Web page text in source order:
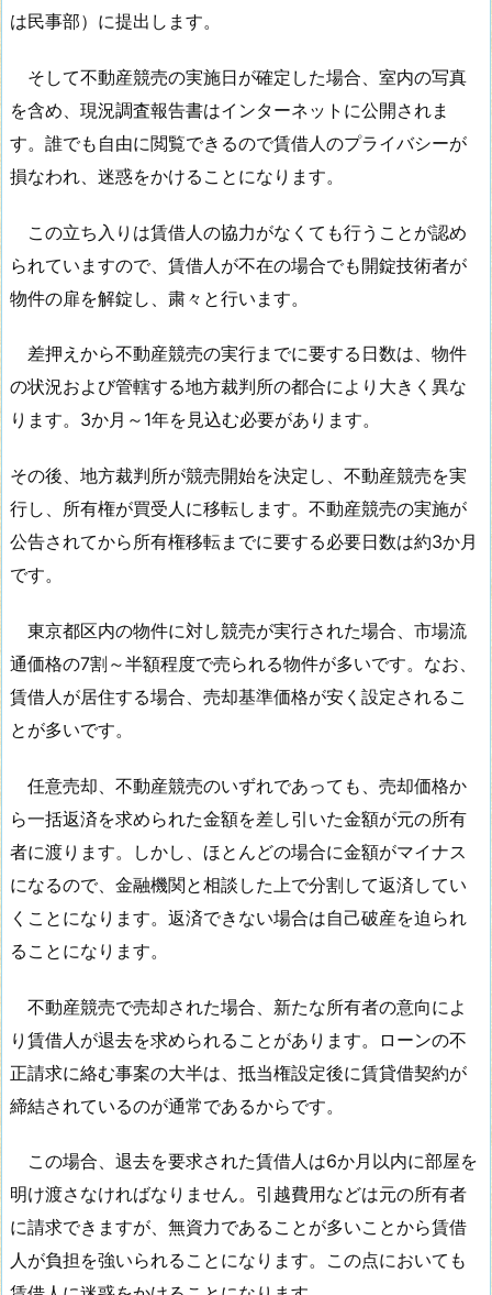
は民事部）に提出します。
そして不動産競売の実施日が確定した場合、室内の写真
を含め、現況調査報告書はインターネットに公開されま
す。誰でも自由に閲覧できるので賃借人のプライバシーが
損なわれ、迷惑をかけることになります。
この立ち入りは賃借人の協力がなくても行うことが認め
られていますので、賃借人が不在の場合でも開錠技術者が
物件の扉を解錠し、粛々と行います。
差押えから不動産競売の実行までに要する日数は、物件
の状況および管轄する地方裁判所の都合により大きく異な
ります。3か月～1年を見込む必要があります。
その後、地方裁判所が競売開始を決定し、不動産競売を実
行し、所有権が買受人に移転します。不動産競売の実施が
公告されてから所有権移転までに要する必要日数は約3か月
です。
東京都区内の物件に対し競売が実行された場合、市場流
通価格の7割～半額程度で売られる物件が多いです。なお、
賃借人が居住する場合、売却基準価格が安く設定されるこ
とが多いです。
任意売却、不動産競売のいずれであっても、売却価格か
ら一括返済を求められた金額を差し引いた金額が元の所有
者に渡ります。しかし、ほとんどの場合に金額がマイナス
になるので、金融機関と相談した上で分割して返済してい
くことになります。返済できない場合は自己破産を迫られ
ることになります。
不動産競売で売却された場合、新たな所有者の意向によ
り賃借人が退去を求められることがあります。ローンの不
正請求に絡む事案の大半は、抵当権設定後に賃貸借契約が
締結されているのが通常であるからです。
この場合、退去を要求された賃借人は6か月以内に部屋を
明け渡さなければなりません。引越費用などは元の所有者
に請求できますが、無資力であることが多いことから賃借
人が負担を強いられることになります。この点においても